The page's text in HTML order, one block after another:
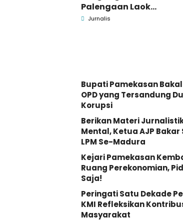
Palengaan Laok
Pamekasan
Jurnalis
Bupati Pamekasan
OPD yang Tersandung
Korupsi
Berikan Materi
Mental, Ketua AJP
LPM Se-Madura
Kejari Pamekasan
Ruang Perekonomian,
Saja!
Peringati Satu Dekade
KMI Refleksikan
Masyarakat